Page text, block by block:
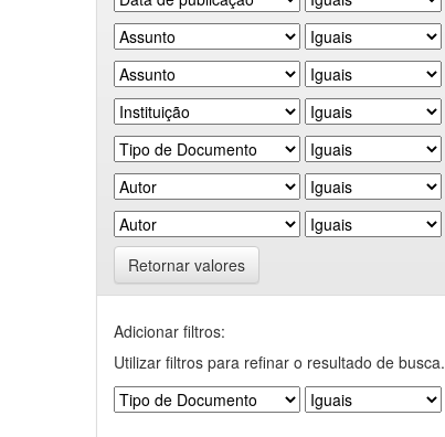
Retornar valores
Adicionar filtros:
Utilizar filtros para refinar o resultado de busca.